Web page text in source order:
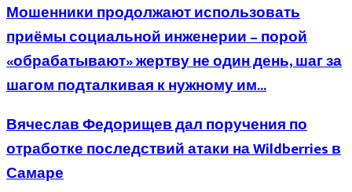
Мошенники продолжают использовать
приёмы социальной инженерии – порой
«обрабатывают» жертву не один день, шаг за
шагом подталкивая к нужному им...
Вячеслав Федорищев дал поручения по
отработке последствий атаки на Wildberries в
Самаре